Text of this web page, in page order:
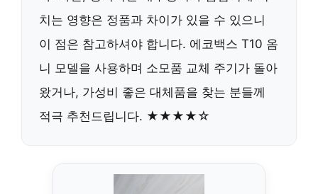
치는 영향은 정품과 차이가 있을 수 있으니
이 점은 참고하셔야 합니다. 에코백스 T10 옴
니 모델을 사용하며 소모품 교체 주기가 돌아
왔거나, 가성비 좋은 대체품을 찾는 분들께
적극 추천드립니다. ★★★★☆